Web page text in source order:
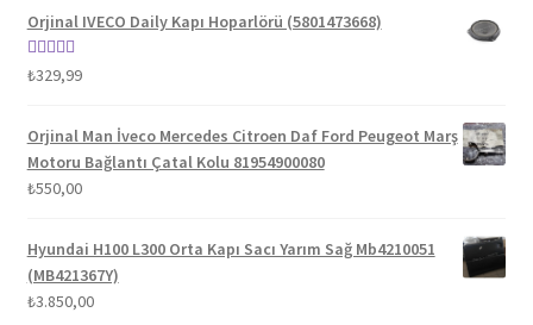
₺1.300,00.
fiyat:
₺1.100,00.
Orjinal IVECO Daily Kapı Hoparlörü (5801473668)
5 üzerinden
₺329,99
Orjinal Man İveco Mercedes Citroen Daf Ford Peugeot Marş
Motoru Bağlantı Çatal Kolu 81954900080
₺550,00
Hyundai H100 L300 Orta Kapı Sacı Yarım Sağ Mb4210051
(MB421367Y)
₺3.850,00